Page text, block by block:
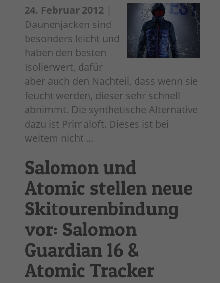
24. Februar 2012 |
Daunenjacken sind
besonders leicht und
haben den besten
Isolierwert, dafür
aber auch den Nachteil, dass wenn sie
feucht werden, dieser sehr schnell
abnimmt. Die synthetische Alternative
dazu ist Primaloft. Dieses ist bei
weitem nicht ...
Salomon und
Atomic stellen neue
Skitourenbindung
vor: Salomon
Guardian 16 &
Atomic Tracker